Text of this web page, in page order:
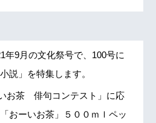
年9月の文化祭号で、100号に
説」を特集します。
お茶 俳句コンテスト」に応
おーいお茶」５００ｍｌペッ